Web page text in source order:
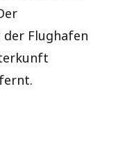
Flughafen